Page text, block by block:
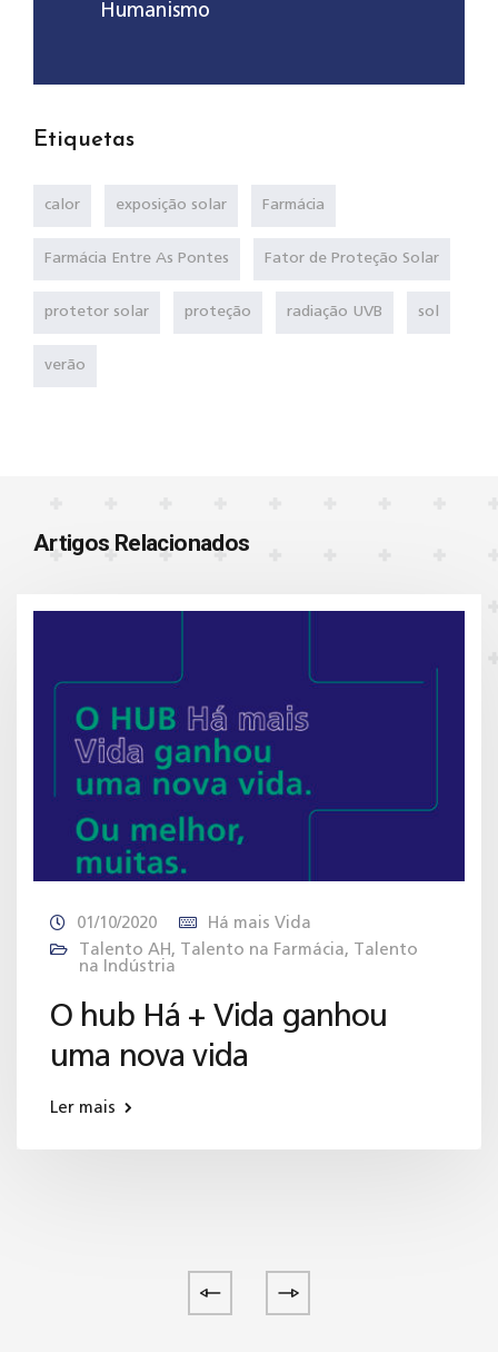
Humanismo
Etiquetas
calor exposição solar Farmácia
Farmácia Entre As Pontes Fator de Proteção Solar
protetor solar proteção radiação UVB sol
verão
Artigos Relacionados
01/10/2020
Há mais Vida
Talento AH , Talento na Farmácia, Talento
na Indústria
O hub Há + Vida ganhou
uma nova vida
Ler mais